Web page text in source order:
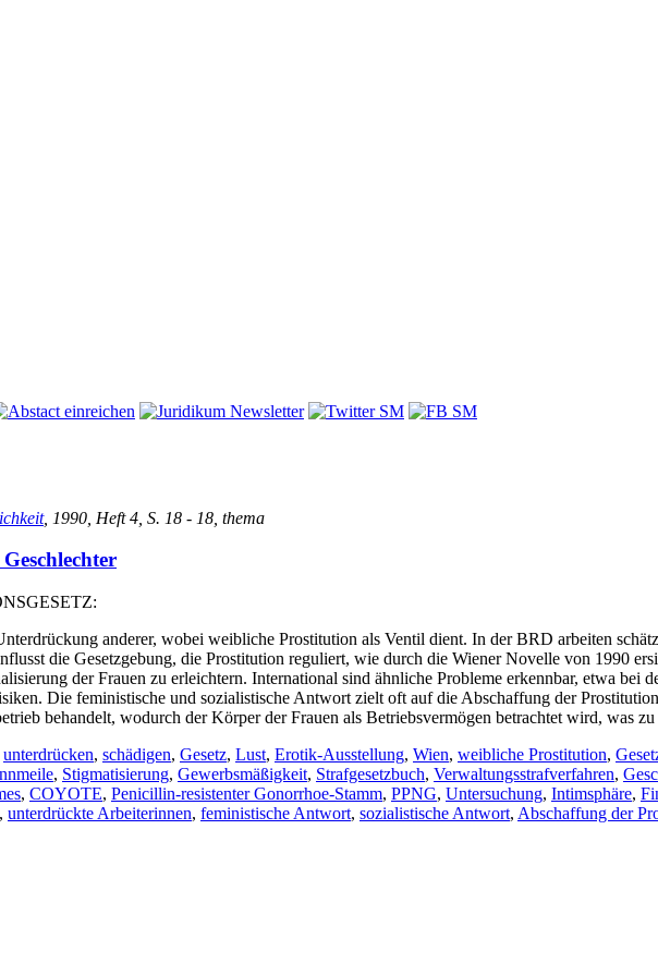
, 1990, Heft 4, S. 18 - 18, thema
anderer, wobei weibliche Prostitution als Ventil dient. In der BRD arbeiten
die Gesetzgebung, die Prostitution reguliert, wie durch die Wiener Novelle von 1990
der Frauen zu erleichtern. International sind ähnliche Probleme erkennbar, etwa bei
Die feministische und sozialistische Antwort zielt oft auf die Abschaffung der
behandelt, wodurch der Körper der Frauen als Betriebsvermögen betrachtet wird, was
unterdrücken, schädigen, Gesetz, Lust, Erotik-Ausstellung, Wien, weibliche Prostitution,
, Stigmatisierung, Gewerbsmäßigkeit, Strafgesetzbuch, Verwaltungsstrafverfahren,
, COYOTE, Penicillin-resistenter Gonorrhoe-Stamm, PPNG, Untersuchung, Intimsphäre,
, unterdrückte Arbeiterinnen, feministische Antwort, sozialistische Antwort, Abschaffung der